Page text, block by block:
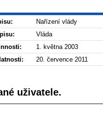
Nařízení vlády
Vláda
1. května 2003
20. července 2011
uživatele.